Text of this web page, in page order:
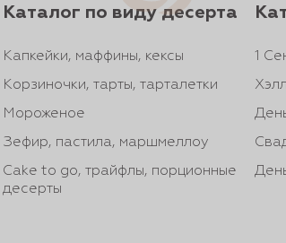
Каталог по виду десерта
Капкейки, маффины, кексы
Корзиночки, тарты, тарталетки
Мороженое
Зефир, пастила, маршмеллоу
Cake to go, трайфлы, порционные
десерты
1